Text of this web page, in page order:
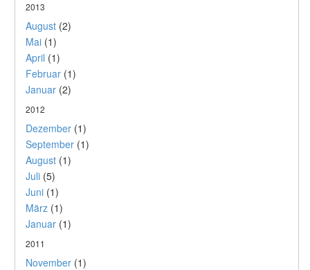
2013
August (2)
Mai (1)
April (1)
Februar (1)
Januar (2)
2012
Dezember (1)
September (1)
August (1)
Juli (5)
Juni (1)
März (1)
Januar (1)
2011
November (1)